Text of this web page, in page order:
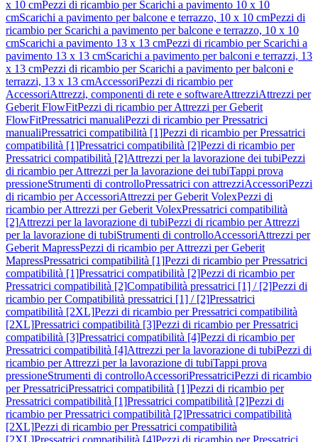
x 10 cmPezzi di ricambio per Scarichi a pavimento 10 x 10
cmScarichi a pavimento per balcone e terrazzo, 10 x 10 cmPezzi di
ricambio per Scarichi a pavimento per balcone e terrazzo, 10 x 10
cmScarichi a pavimento 13 x 13 cmPezzi di ricambio per Scarichi a
pavimento 13 x 13 cmScarichi a pavimento per balconi e terrazzi, 13
x 13 cmPezzi di ricambio per Scarichi a pavimento per balconi e
terrazzi, 13 x 13 cmAccessoriPezzi di ricambio per
AccessoriAttrezzi, componenti di rete e softwareAttrezziAttrezzi per
Geberit FlowFitPezzi di ricambio per Attrezzi per Geberit
FlowFitPressatrici manualiPezzi di ricambio per Pressatrici
manualiPressatrici compatibilità [1]Pezzi di ricambio per Pressatrici
compatibilità [1]Pressatrici compatibilità [2]Pezzi di ricambio per
Pressatrici compatibilità [2]Attrezzi per la lavorazione dei tubiPezzi
di ricambio per Attrezzi per la lavorazione dei tubiTappi prova
pressioneStrumenti di controlloPressatrici con attrezziAccessoriPezzi
di ricambio per AccessoriAttrezzi per Geberit VolexPezzi di
ricambio per Attrezzi per Geberit VolexPressatrici compatibilità
[2]Attrezzi per la lavorazione di tubiPezzi di ricambio per Attrezzi
per la lavorazione di tubiStrumenti di controlloAccessoriAttrezzi per
Geberit MapressPezzi di ricambio per Attrezzi per Geberit
MapressPressatrici compatibilità [1]Pezzi di ricambio per Pressatrici
compatibilità [1]Pressatrici compatibilità [2]Pezzi di ricambio per
Pressatrici compatibilità [2]Compatibilità pressatrici [1] / [2]Pezzi di
ricambio per Compatibilità pressatrici [1] / [2]Pressatrici
compatibilità [2XL]Pezzi di ricambio per Pressatrici compatibilità
[2XL]Pressatrici compatibilità [3]Pezzi di ricambio per Pressatrici
compatibilità [3]Pressatrici compatibilità [4]Pezzi di ricambio per
Pressatrici compatibilità [4]Attrezzi per la lavorazione di tubiPezzi di
ricambio per Attrezzi per la lavorazione di tubiTappi prova
pressioneStrumenti di controlloAccessoriPressatriciPezzi di ricambio
per PressatriciPressatrici compatibilità [1]Pezzi di ricambio per
Pressatrici compatibilità [1]Pressatrici compatibilità [2]Pezzi di
ricambio per Pressatrici compatibilità [2]Pressatrici compatibilità
[2XL]Pezzi di ricambio per Pressatrici compatibilità
[2XL]Pressatrici compatibilità [4]Pezzi di ricambio per Pressatrici